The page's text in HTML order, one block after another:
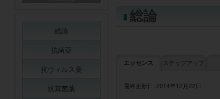
総論
エッセンス ステップアップ
最終更新日: 2014年12月22日
総論
抗菌薬
抗ウィルス薬
抗真菌薬